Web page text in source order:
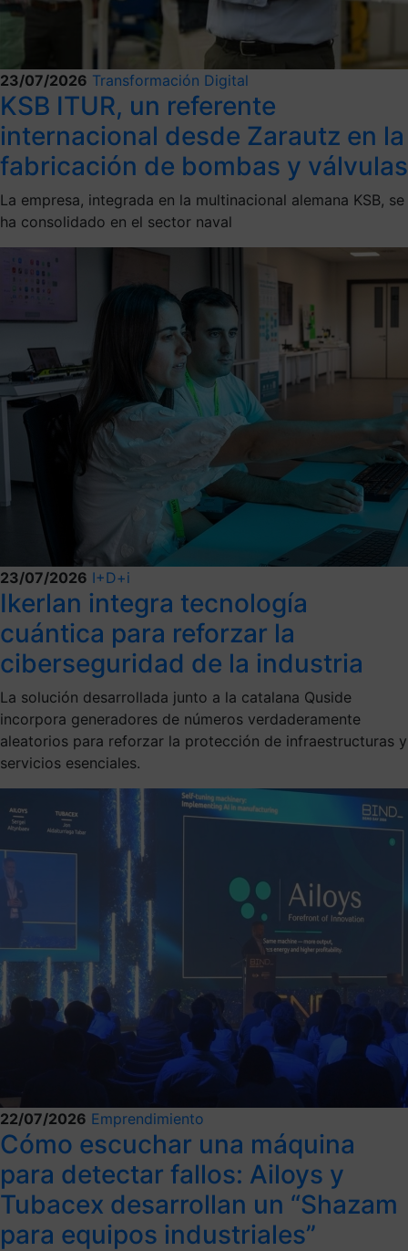
23/07/2026 Transformación Digital
KSB ITUR, un referente
internacional desde Zarautz en la
fabricación de bombas y válvulas
La empresa, integrada en la multinacional alemana KSB, se
ha consolidado en el sector naval
23/07/2026 I+D+i
Ikerlan integra tecnología
cuántica para reforzar la
ciberseguridad de la industria
La solución desarrollada junto a la catalana Quside
incorpora generadores de números verdaderamente
aleatorios para reforzar la protección de infraestructuras y
servicios esenciales.
22/07/2026 Emprendimiento
Cómo escuchar una máquina
para detectar fallos: Ailoys y
Tubacex desarrollan un “Shazam
para equipos industriales”